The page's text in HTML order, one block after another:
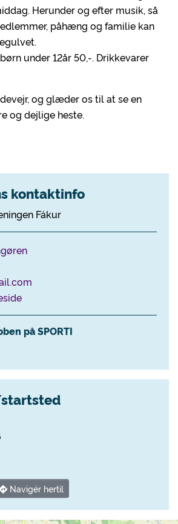
Herunder og efter musik, så
påhæng og familie kan
under 12år 50,-. Drikkevarer
og glæder os til at se en
og dejlige heste.
kontaktinfo
Fákur
på SPORTI
Navigér hertil